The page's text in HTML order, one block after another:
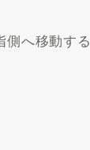
側へ移動する